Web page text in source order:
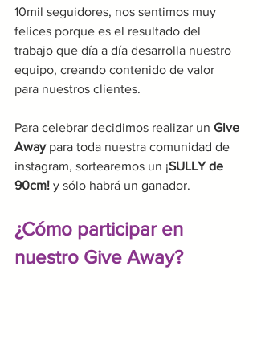
10mil seguidores, nos sentimos muy
felices porque es el resultado del
trabajo que día a día desarrolla nuestro
equipo, creando contenido de valor
para nuestros clientes.
Para celebrar decidimos realizar un Give
Away para toda nuestra comunidad de
instagram, sortearemos un ¡SULLY de
90cm! y sólo habrá un ganador.
¿Cómo participar en
nuestro Give Away?